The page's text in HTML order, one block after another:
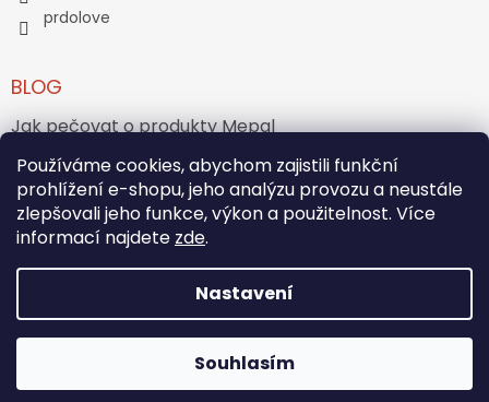
Používáme cookies, abychom zajistili funkční
prohlížení e-shopu, jeho analýzu provozu a neustále
zlepšovali jeho funkce, výkon a použitelnost. Více
informací najdete zde.
Nastavení
Souhlasím
prdolove
BLOG
Jak pečovat o produkty Mepal
Jak vznikl medvídek Teddy Bear?
ARCHIV
Vytvořil Shoptet
PRĎOLOVÉ. Všechna práva vyhrazena.